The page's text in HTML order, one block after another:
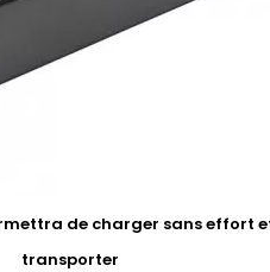
de charger sans effort
transporter